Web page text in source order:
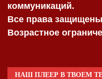
коммуникаций.
Все права
Возрастное
НАШ ПЛЕЕР В ТВОЕМ